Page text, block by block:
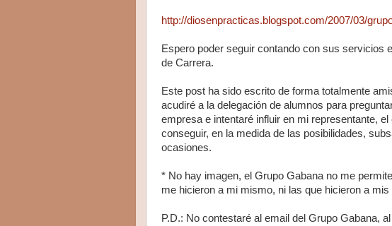
http://diosenpracticas.blogspot.com/2007/03/
Espero poder seguir contando con sus servicios
de Carrera.
Este post ha sido escrito de forma totalmente
acudiré a la delegación de alumnos para
empresa e intentaré influir en mi representante,
conseguir, en la medida de las posibilidades,
ocasiones.
* No hay imagen, el Grupo Gabana no me
me hicieron a mi mismo, ni las que hicieron a
P.D.: No contestaré al email del Grupo Gabana,